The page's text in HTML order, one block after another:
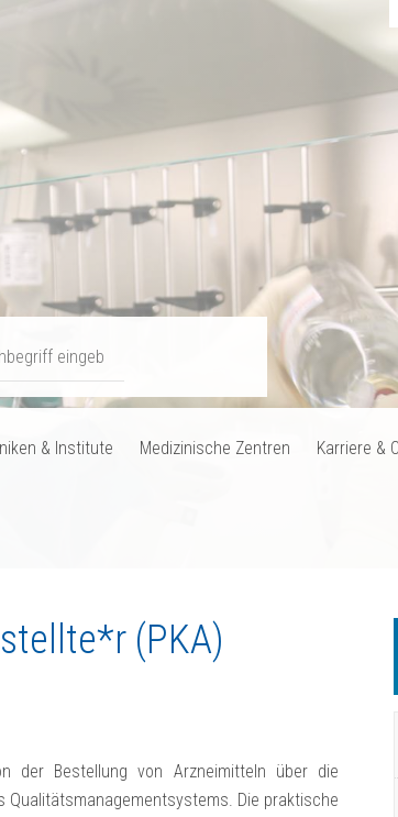
& Institute Medizinische Zentren Karriere &
(PKA)
der Bestellung von Arzneimitteln über die
Qualitätsmanagementsystems. Die praktische